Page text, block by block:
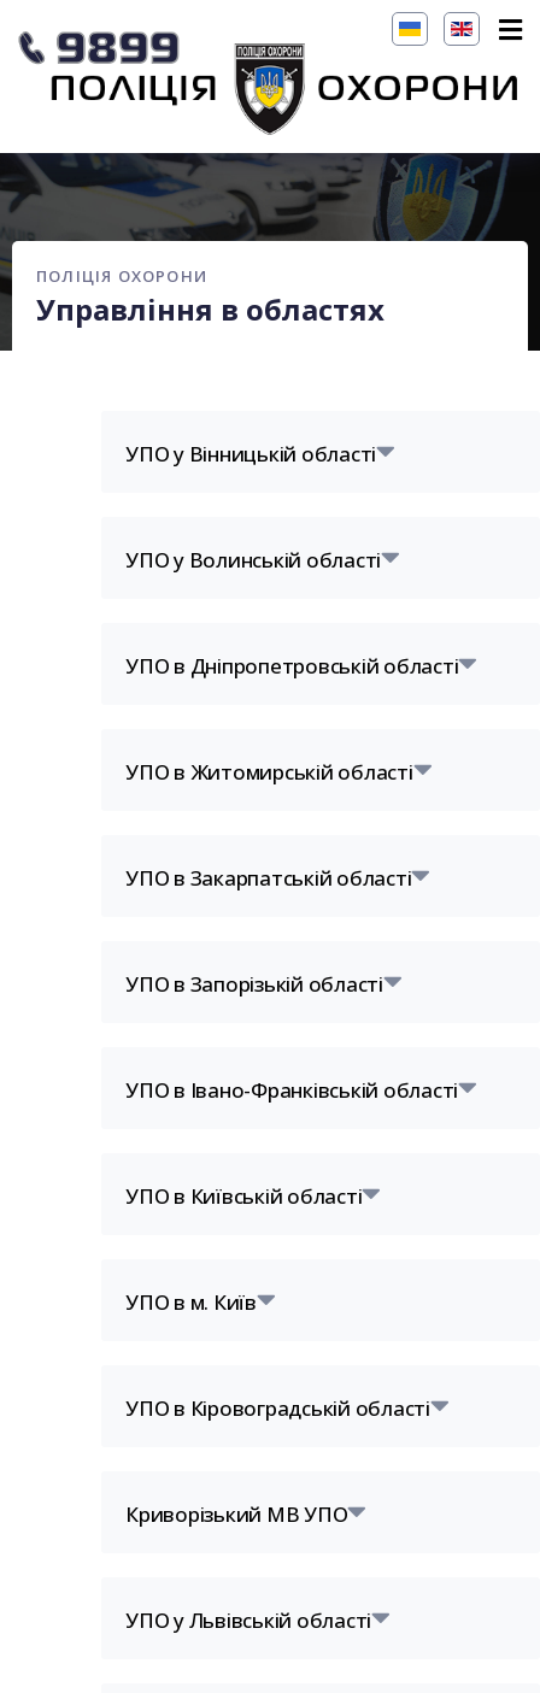
ПОЛІЦІЯ ОХОРОНИ
Управління в областях
УПО у Вінницькій області
УПО у Волинській області
УПО в Дніпропетровській області
УПО в Житомирській області
УПО в Закарпатській області
УПО в Запорізькій області
УПО в Івано-Франківській області
УПО в Київській області
УПО в м. Київ
УПО в Кіровоградській області
Криворізький МВ УПО
УПО у Львівській області